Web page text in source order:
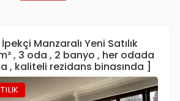
Manzaralı Yeni Satılık
, 3 oda , 2 banyo , her odada
, kaliteli rezidans binasında ]